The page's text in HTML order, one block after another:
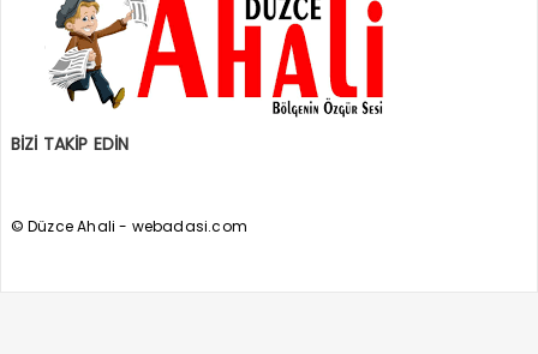
BİZİ TAKİP EDİN
© Düzce Ahali - webadasi.com